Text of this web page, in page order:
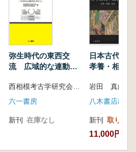
方』と『占事略決』―家職
と天皇―「天皇」の位相の
薩成立の前提
皇」の成立とその展開
の菅公・天満天神
明神と東照大権現―神とし
族秩序と天皇観
弥生時代の東西交
流 広域的な連動性
西相模考古学研究会 兵庫考古学談話会 編
六一書房
新刊 在庫なし
日本古代の
孝養・相続
岩田 真由子
八木書店出版
新刊 取り寄せ
11,000円